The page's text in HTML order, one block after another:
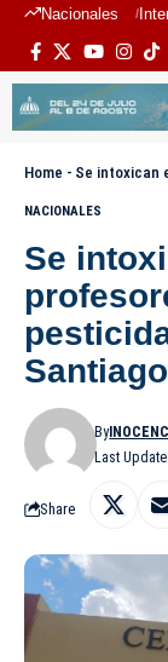
Nacionales
Home - Se intoxican
NACIONALES
Se
Santiago
Last
By
Share